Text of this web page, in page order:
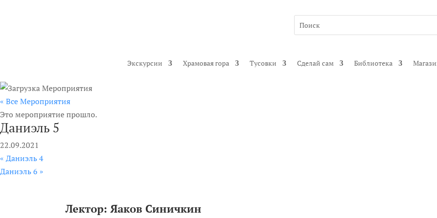
Экскурсии Храмовая гора Тусовки Сделай сам Библиотека
« Все Мероприятия
Это мероприятие прошло.
Даниэль 5
22.09.2021
« Даниэль 4
Даниэль 6 »
Лектор:Яаков Синичкин